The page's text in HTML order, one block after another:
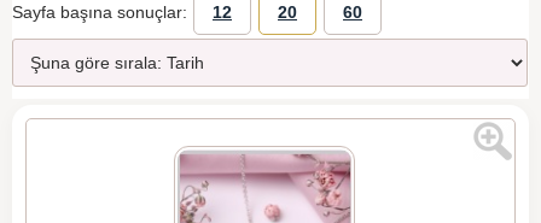
Sayfa başına sonuçlar: 12 20 60